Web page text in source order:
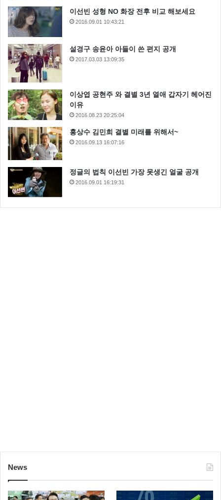
이선빈 성형 NO 화장 전후 비교 해보세요
2016.09.01 10:43:21
설경구 송윤아 아들이 쓴 편지 공개
2017.03.03 13:09:35
이상엽 공현주 와 결별 3년 열애 갑자기 헤어진
이유
2016.08.23 20:25:04
홍상수 김민희 결별 미래를 위해서~
2016.09.13 16:07:16
정글의 법칙 이선빈 가장 못생긴 얼굴 공개
2016.09.01 16:19:31
News